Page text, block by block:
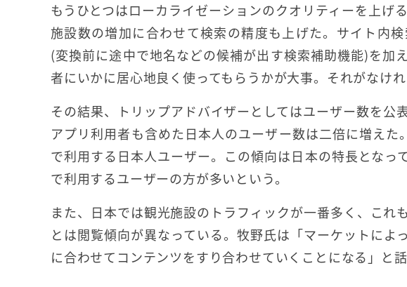
もうひとつはローカライゼーションのクオリティーを上げ
施設数の増加に合わせて検索の精度も上げた。サイト内
(変換前に途中で地名などの候補が出す検索補助機能)を加
者にいかに居心地良く使ってもらうかが大事。それがなけ
その結果、トリップアドバイザーとしてはユーザー数を公
アプリ利用者も含めた日本人のユーザー数は二倍に増え
で利用する日本人ユーザー。この傾向は日本の特長となっ
で利用するユーザーの方が多いという。
また、日本では観光施設のトラフィックが一番多く、これ
とは閲覧傾向が異なっている。牧野氏は「マーケットによ
に合わせてコンテンツをすり合わせていくことになる」と話